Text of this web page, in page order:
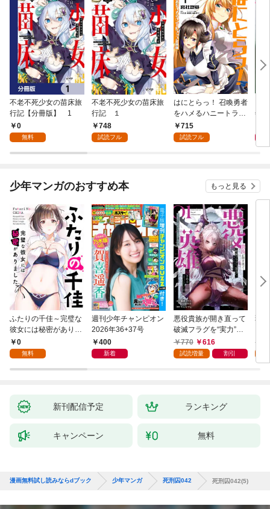
不老不死少女の苗床旅
行記【分冊版】 1
0
無料
不老不死少女の苗床旅
行記 １
748
試読フル
はにとらっ！ 召喚勇者
をハメるハニートラッ
プ包囲網 1
715
試読フル
年9
少年マンガのおすすめ本 もっと見る
ふたりの千佳～完璧な
彼女には秘密がありま
した(1)
0
無料
週刊少年チャンピオン
2026年36+37号
400
新着
悪役貴族が開き直って
破滅フラグを“実力”で
叩き折っていたら、い
つの間にかヒロイン達
770 616
試読増量 割引
弱
新刊配信予定 ランキング
キャンペーン 無料
漫画無料試し読みならdブック 少年マンガ 死刑囚042 死刑囚042(5)